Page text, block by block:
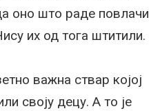
оно што раде повлачи
их од тога штитили.
важна ствар којој
своју децу. А то је